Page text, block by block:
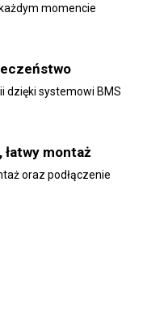
momencie
dzięki systemowi BMS
montaż
oraz podłączenie